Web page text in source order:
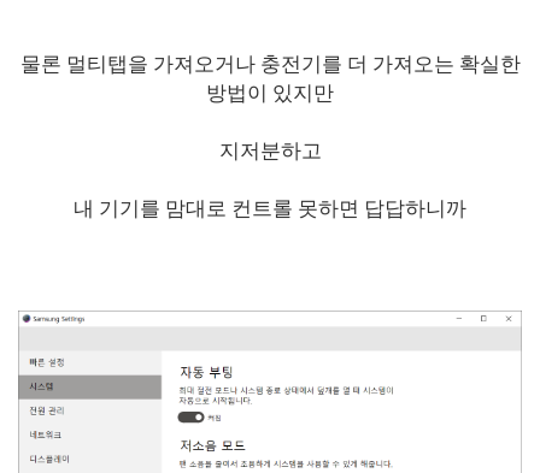
물론 멀티탭을 가져오거나 충전기를 더 가져오는 확실한
방법이 있지만
지저분하고
내 기기를 맘대로 컨트롤 못하면 답답하니까